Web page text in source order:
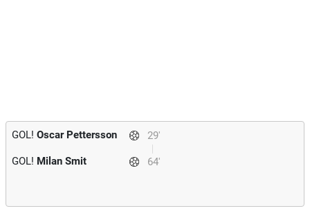
29'
GOL! Oscar Pettersson
64'
GOL! Milan Smit